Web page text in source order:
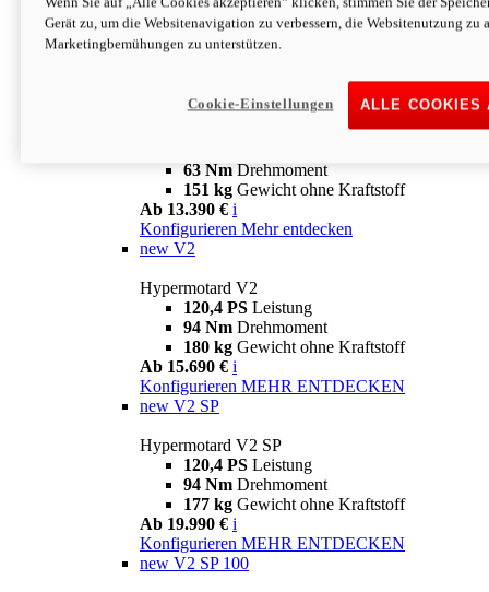
63 NmDrehmoment
151 kgGewicht ohne Kraftstoff
Ab 13.890 € i
63 Nm Drehmoment
151 kg Gewicht ohne Kraftstoff
Ab 13.390 € i
Konfigurieren Mehr entdecken
new V2
Hypermotard V2
120,4 PS Leistung
94 Nm Drehmoment
180 kg Gewicht ohne Kraftstoff
Ab 15.690 € i
Konfigurieren MEHR ENTDECKEN
new V2 SP
Hypermotard V2 SP
120,4 PS Leistung
94 Nm Drehmoment
177 kg Gewicht ohne Kraftstoff
Ab 19.990 € i
Konfigurieren MEHR ENTDECKEN
new V2 SP 100
Gerät zu, um die Websitenavigation zu verbessern, die Websitenutzung zu
Marketingbemühungen zu unterstützen.
ALLE COOKIES
Cookie-Einstellungen